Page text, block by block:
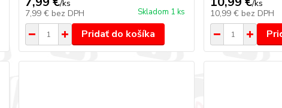
/ks
7,99 € bez DPH Skladom 1 ks
Pridať do košíka
/ks
10,99 € bez DPH